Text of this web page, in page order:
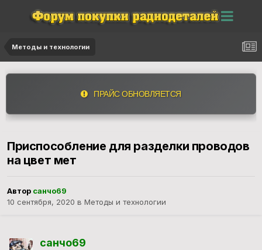
Методы и технологии
ПРАЙС ОБНОВЛЯЕТСЯ
Приспособление для разделки проводов
на цвет мет
Автор санчо69
10 сентября, 2020 в Методы и технологии
санчо69